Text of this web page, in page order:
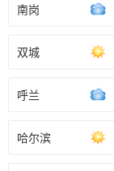
南岗
双城
呼兰
哈尔滨